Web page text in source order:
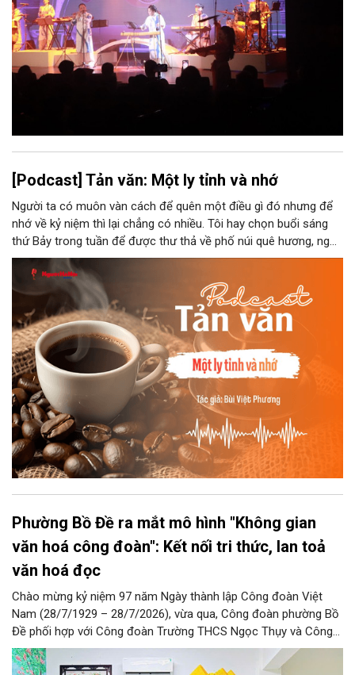
[Podcast] Tản văn: Một ly tỉnh và nhớ
Người ta có muôn vàn cách để quên một điều gì đó nhưng để
nhớ về kỷ niệm thì lại chẳng có nhiều. Tôi hay chọn buổi sáng
thứ Bảy trong tuần để được thư thả về phố núi quê hương, ngồi
đợi giọt đắng của đất đai, mưa nắng điểm từng nhịp xuống
chiếc ly sứ như đợi thời gian mở cánh cửa diệu kì của mình.
Phường Bồ Đề ra mắt mô hình "Không gian
văn hoá công đoàn": Kết nối tri thức, lan toả
văn hoá đọc
Chào mừng kỷ niệm 97 năm Ngày thành lập Công đoàn Việt
Nam (28/7/1929 – 28/7/2026), vừa qua, Công đoàn phường Bồ
Đề phối hợp với Công đoàn Trường THCS Ngọc Thụy và Công
đoàn Trường Tiểu học Ái Mộ B tổ chức Lễ ra mắt Mô hình
“Không gian văn hóa công đoàn”.